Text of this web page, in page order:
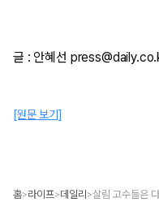
글 : 안혜선
[원문 보기]
홈>라이프>데일리 >살림 고수들은